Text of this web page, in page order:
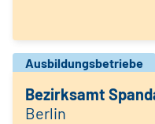
Ausbildungsbetriebe
Bezirksamt
Berlin